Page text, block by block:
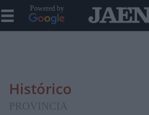
Powered by
Histórico
PROVINCIA